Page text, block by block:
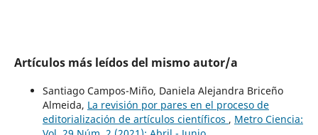
Artículos más leídos del mismo autor/a
Santiago Campos-Miño, Daniela Alejandra Briceño
Almeida, La revisión por pares en el proceso de
editorialización de artículos científicos , Metro Ciencia: